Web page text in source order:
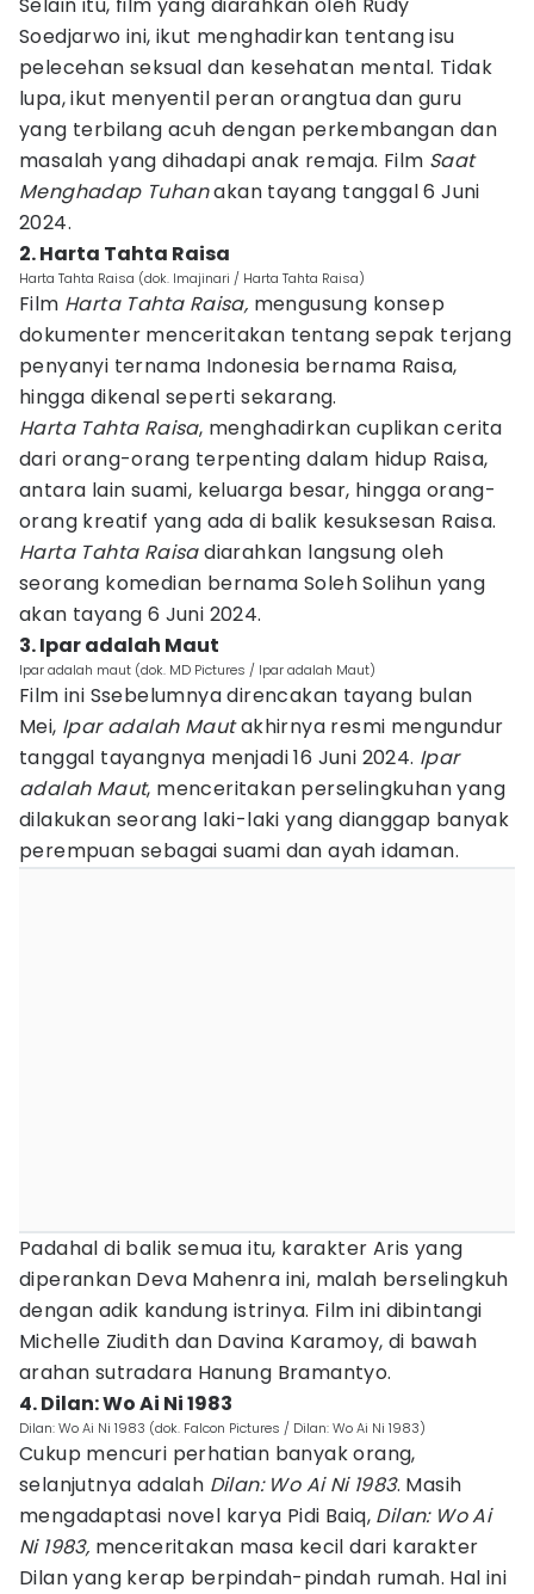
Soedjarwo ini, ikut menghadirkan tentang isu
pelecehan seksual dan kesehatan mental. Tidak
lupa, ikut menyentil peran orangtua dan guru
yang terbilang acuh dengan perkembangan dan
masalah yang dihadapi anak remaja. Film Saat
Menghadap Tuhanakan tayang tanggal 6 Juni
2024.
2. Harta Tahta Raisa
Harta Tahta Raisa (dok. Imajinari / Harta Tahta Raisa)
Film Harta Tahta Raisa, mengusung konsep
dokumenter menceritakan tentang sepak terjang
penyanyi ternama Indonesia bernama Raisa,
hingga dikenal seperti sekarang.
Harta Tahta Raisa, menghadirkan cuplikan cerita
dari orang-orang terpenting dalam hidup Raisa,
antara lain suami, keluarga besar, hingga orang-
orang kreatif yang ada di balik kesuksesan Raisa.
Harta Tahta Raisadiarahkan langsung oleh
seorang komedian bernama Soleh Solihun yang
akan tayang 6 Juni 2024.
3. Ipar adalah Maut
Ipar adalah maut (dok. MD Pictures / Ipar adalah Maut)
Film ini Ssebelumnya direncakan tayang bulan
Mei, Ipar adalah Mautakhirnya resmi mengundur
tanggal tayangnya menjadi 16 Juni 2024. Ipar
adalah Maut, menceritakan perselingkuhan yang
dilakukan seorang laki-laki yang dianggap banyak
perempuan sebagai suami dan ayah idaman.
Padahal di balik semua itu, karakter Aris yang
diperankan Deva Mahenra ini, malah berselingkuh
dengan adik kandung istrinya. Film ini dibintangi
Michelle Ziudith dan Davina Karamoy, di bawah
arahan sutradara Hanung Bramantyo.
4. Dilan: Wo Ai Ni 1983
Dilan: Wo Ai Ni 1983 (dok. Falcon Pictures / Dilan: Wo Ai Ni 1983)
Cukup mencuri perhatian banyak orang,
selanjutnya adalah Dilan: Wo Ai Ni 1983. Masih
mengadaptasi novel karya Pidi Baiq, Dilan: Wo Ai
Ni 1983, menceritakan masa kecil dari karakter
Dilan yang kerap berpindah-pindah rumah. Hal ini